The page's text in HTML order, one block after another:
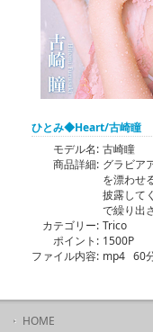
ひとみ◆Heart/古崎瞳
モデル名: 古崎瞳
商品詳細: グラビア
を漂わせ
披露して
で繰り出
カテゴリー: Trico
ポイント: 1500P
ファイル内容: mp4 60
HOME